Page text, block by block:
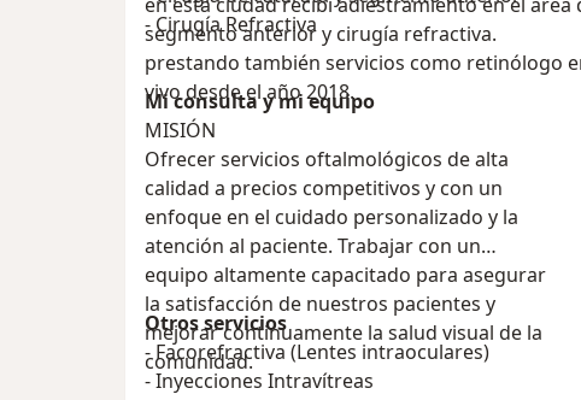
segmento anterior y cirugía refractiva.
prestando también servicios como retinólogo
vivo desde el año 2018.
- Cirugía Refractiva
Mi consulta y mi equipo
MISIÓN
Ofrecer servicios oftalmológicos de alta
calidad a precios competitivos y con un
enfoque en el cuidado personalizado y la
atención al paciente. Trabajar con un
equipo altamente capacitado para asegurar
la satisfacción de nuestros pacientes y
mejorar continuamente la salud visual de la
comunidad.
Otros servicios
- Facorefractiva (Lentes intraoculares)
- Inyecciones Intravítreas